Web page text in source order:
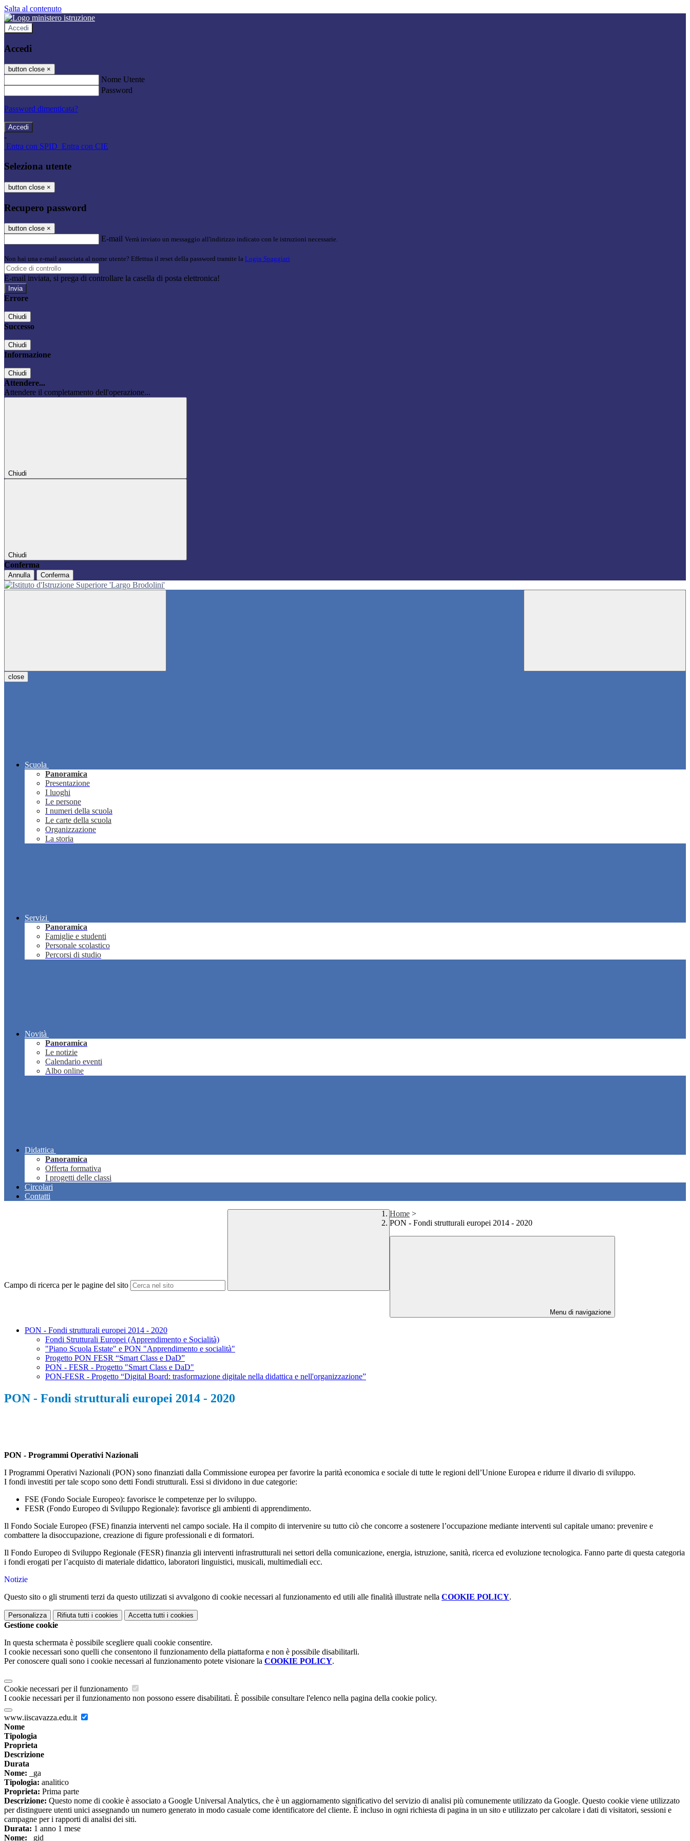
Salta al contenuto
Accedi
Accedi
button close ×
Nome Utente
Password
Password dimenticata?
-
Entra con SPID Entra con CIE
Seleziona utente
button close ×
Recupero password
button close ×
E-mail Verrà inviato un messaggio all'indirizzo indicato con le istruzioni necessarie.
Non hai una e-mail associata al nome utente? Effettua il reset della password tramite la Login Spaggiari
E-mail inviata, si prega di controllare la casella di posta elettronica!
Errore
Chiudi
Successo
Chiudi
Informazione
Chiudi
Attendere...
Attendere il completamento dell'operazione...
Chiudi
Chiudi
Conferma
Annulla Conferma
close
Scuola
Panoramica
Presentazione
I luoghi
Le persone
I numeri della scuola
Le carte della scuola
Organizzazione
La storia
Servizi
Panoramica
Famiglie e studenti
Personale scolastico
Percorsi di studio
Novità
Panoramica
Le notizie
Calendario eventi
Albo online
Didattica
Panoramica
Offerta formativa
I progetti delle classi
Circolari
Contatti
Campo di ricerca per le pagine del sito
Home >
PON - Fondi strutturali europei 2014 - 2020
Menu di navigazione
PON - Fondi strutturali europei 2014 - 2020
Fondi Strutturali Europei (Apprendimento e Socialità)
"Piano Scuola Estate" e PON "Apprendimento e socialità"
Progetto PON FESR “Smart Class e DaD”
PON - FESR - Progetto "Smart Class e DaD"
PON-FESR - Progetto “Digital Board: trasformazione digitale nella didattica e nell'organizzazione”
PON - Fondi strutturali europei 2014 - 2020
PON - Programmi Operativi Nazionali
I Programmi Operativi Nazionali (PON) sono finanziati dalla Commissione europea per favorire la parità economica e sociale di tutte le regioni dell’Unione Europea e ridurre il divario di sviluppo.
I fondi investiti per tale scopo sono detti Fondi strutturali. Essi si dividono in due categorie:
FSE (Fondo Sociale Europeo): favorisce le competenze per lo sviluppo.
FESR (Fondo Europeo di Sviluppo Regionale): favorisce gli ambienti di apprendimento.
Il Fondo Sociale Europeo (FSE) finanzia interventi nel campo sociale. Ha il compito di intervenire su tutto ciò che concorre a sostenere l’occupazione mediante interventi sul capitale umano: prevenire e
combattere la disoccupazione, creazione di figure professionali e di formatori.
Il Fondo Europeo di Sviluppo Regionale (FESR) finanzia gli interventi infrastrutturali nei settori della comunicazione, energia, istruzione, sanità, ricerca ed evoluzione tecnologica. Fanno parte di questa categoria
i fondi erogati per l’acquisto di materiale didattico, laboratori linguistici, musicali, multimediali ecc.
Notizie
Questo sito o gli strumenti terzi da questo utilizzati si avvalgono di cookie necessari al funzionamento ed utili alle finalità illustrate nella COOKIE POLICY.
Personalizza Rifiuta tutti i cookies Accetta tutti i cookies
Gestione cookie
In questa schermata è possibile scegliere quali cookie consentire.
I cookie necessari sono quelli che consentono il funzionamento della piattaforma e non è possibile disabilitarli.
Per conoscere quali sono i cookie necessari al funzionamento potete visionare la COOKIE POLICY.
Cookie necessari per il funzionamento
I cookie necessari per il funzionamento non possono essere disabilitati. È possibile consultare l'elenco nella pagina della cookie policy.
www.iiscavazza.edu.it
Nome
Tipologia
Proprieta
Descrizione
Durata
Nome: _ga
Tipologia: analitico
Proprieta: Prima parte
Descrizione: Questo nome di cookie è associato a Google Universal Analytics, che è un aggiornamento significativo del servizio di analisi più comunemente utilizzato da Google. Questo cookie viene utilizzato
per distinguere utenti unici assegnando un numero generato in modo casuale come identificatore del cliente. È incluso in ogni richiesta di pagina in un sito e utilizzato per calcolare i dati di visitatori, sessioni e
campagne per i rapporti di analisi dei siti.
Durata: 1 anno 1 mese
Nome: _gid